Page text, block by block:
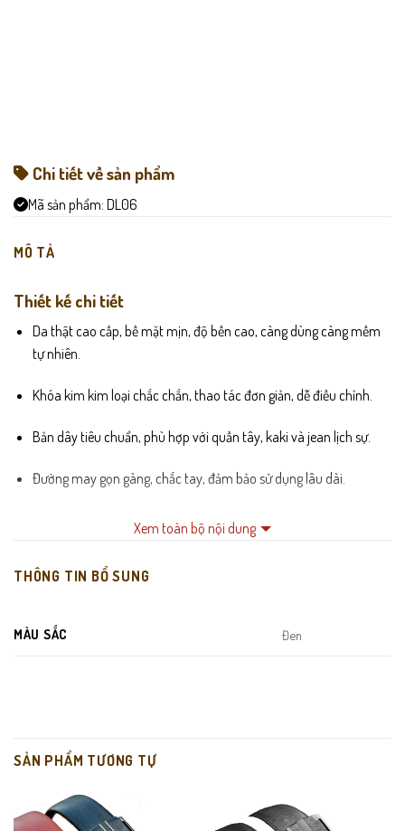
Chi tiết về sản phẩm
Mã sản phẩm: DL06
MÔ TẢ
Thiết kế chi tiết
Da thật cao cấp, bề mặt mịn, độ bền cao, càng dùng càng mềm
tự nhiên.
Khóa kim kim loại chắc chắn, thao tác đơn giản, dễ điều chỉnh.
Bản dây tiêu chuẩn, phù hợp với quần tây, kaki và jean lịch sự.
Đường may gọn gàng, chắc tay, đảm bảo sử dụng lâu dài.
Kiểu dáng công sở cổ điển, không lỗi mốt.
Da thật bền bỉ, giữ form tốt trong quá trình sử dụng.
Phù hợp phong cách thắt lưng nam công sở
Xem toàn bộ nội dung
THÔNG TIN BỔ SUNG
MÀU SẮC Đen
SẢN PHẨM TƯƠNG TỰ